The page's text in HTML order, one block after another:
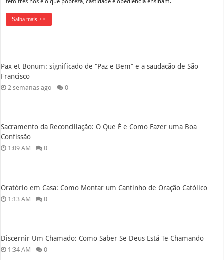
Saiba mais >>
Pax et Bonum: significado de “Paz e Bem” e a saudação de São
Francisco
2 semanas ago 0
Sacramento da Reconciliação: O Que É e Como Fazer uma Boa
Confissão
1:09 AM 0
Oratório em Casa: Como Montar um Cantinho de Oração Católico
1:13 AM 0
Discernir Um Chamado: Como Saber Se Deus Está Te Chamando
1:34 AM 0